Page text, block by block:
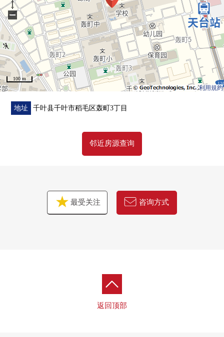
利用規約
100 m
−
地址 千叶县千叶市稻毛区轰町3丁目
邻近房源查询
最受关注 咨询方式
返回顶部